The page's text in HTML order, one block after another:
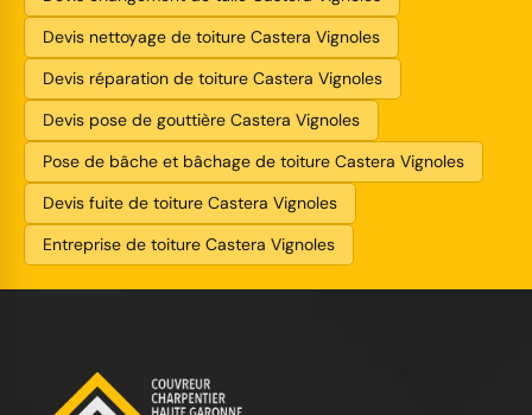
Devis nettoyage de toiture Castera Vignoles
Devis réparation de toiture Castera Vignoles
Devis pose de gouttière Castera Vignoles
Pose de bâche et bâchage de toiture Castera Vignoles
Devis fuite de toiture Castera Vignoles
Entreprise de toiture Castera Vignoles